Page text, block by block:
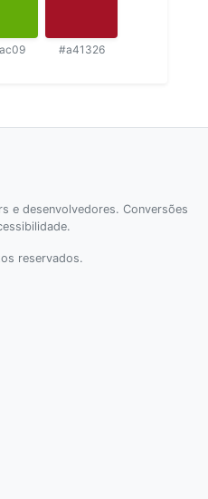
#a41326
e desenvolvedores. Conversões
reservados.